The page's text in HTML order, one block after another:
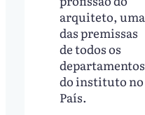
arquiteto, uma
das premissas
de todos os
departamentos
do instituto no
País.